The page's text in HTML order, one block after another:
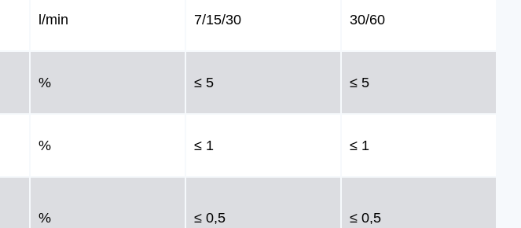
l/min 7/15/30 30/60
% ≤ 5 ≤ 5
% ≤ 1 ≤ 1
% ≤ 0,5 ≤ 0,5